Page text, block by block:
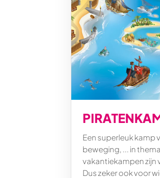
Een superleuk kamp
beweging, ... in
vakantiekampen zijn
Dus zeker ook voor